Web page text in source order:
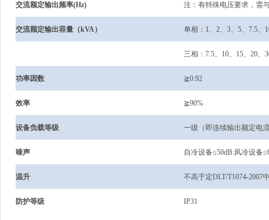
交流额定输出频率(Hz) 注：有特殊电压要求，需
交流额定输出容量（kVA） 单相：1、2、3、5、7.5、
三相：7.5、10、15、20、
功率因数 ≧0.92
效率 ≧90%
设备负载等级 一级（即连续输出额定电
噪声 自冷设备≤50dB:风冷设备
温升 不高于定DLT/T1074-2007
防护等级 IP31